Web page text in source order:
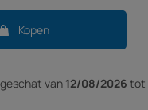
Kopen
geschat van 12/08/2026 tot